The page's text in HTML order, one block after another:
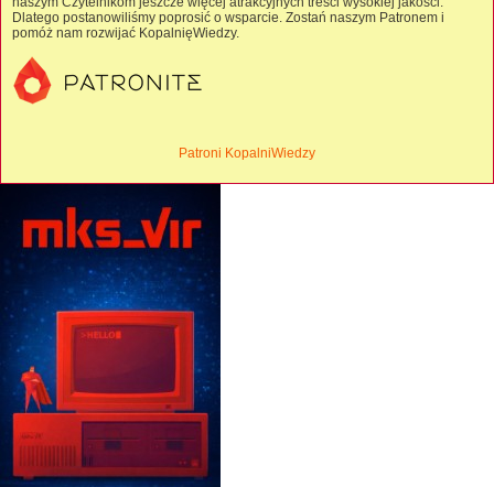
Dlatego postanowiliśmy poprosić o wsparcie. Zostań naszym Patronem i
pomóż nam rozwijać KopalnięWiedzy.
Patroni KopalniWiedzy